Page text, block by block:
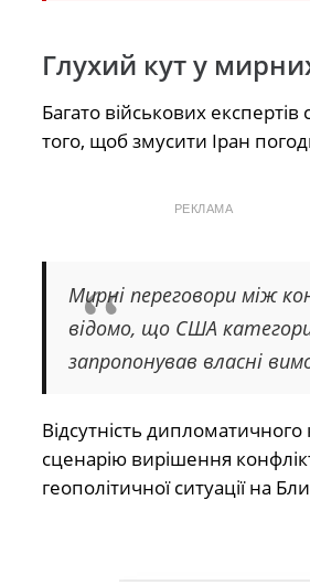
Глухий кут у
Багато військових
того, щоб змусити Іран
РЕКЛАМА
Мирні переговори між
відомо, що США
запропонував власні
Відсутність
сценарію вирішення
геополітичної ситуації на